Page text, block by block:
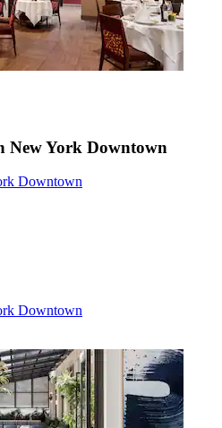
New York Downtown
Downtown
Downtown